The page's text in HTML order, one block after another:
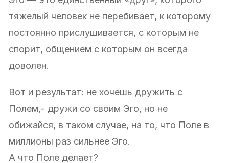
тяжелый человек не перебивает, к которому
постоянно прислушивается, с которым не
спорит, общением с которым он всегда
доволен.
Вот и результат: не хочешь дружить с
Полем,- дружи со своим Эго, но не
обижайся, в таком случае, на то, что Поле в
миллионы раз сильнее Эго.
А что Поле делает?